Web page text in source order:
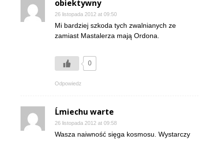
obiektywny
26 listopada 2012 at 09:50
Mi bardziej szkoda tych zwalnianych ze
zamiast Mastalerza mają Ordona.
0
Odpowiedz
Ĺmiechu warte
26 listopada 2012 at 09:58
Wasza naiwność sięga kosmosu. Wystarczy